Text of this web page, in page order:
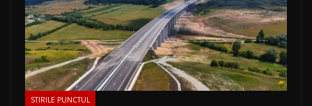
STIRILE PUNCTUL